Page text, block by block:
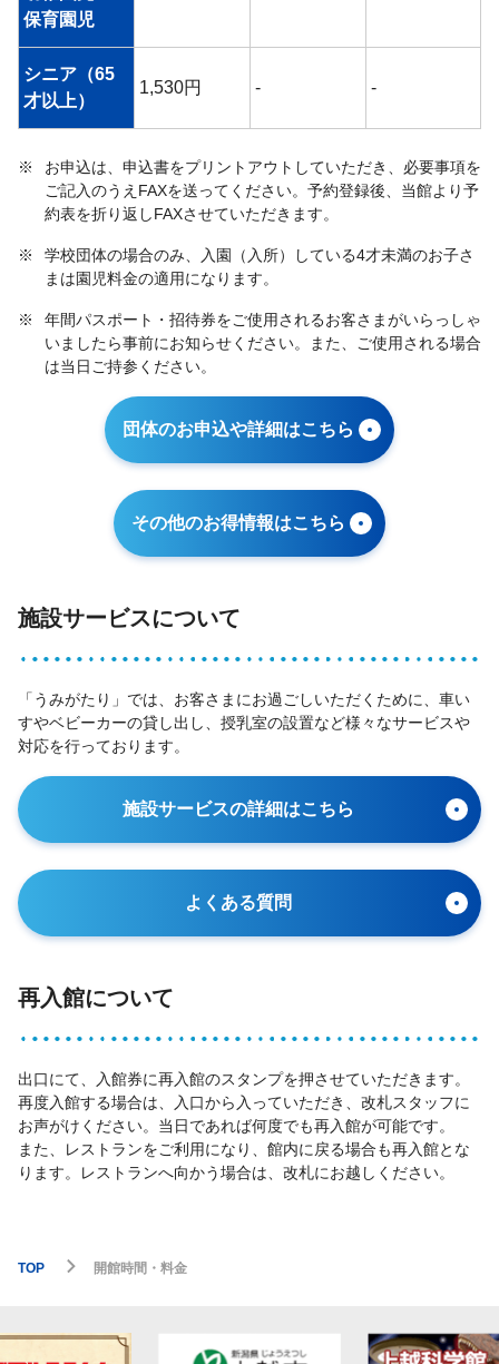
保育園児
シニア（65
才以上）
1,530円 - -
※
お申込は、申込書をプリントアウトしていただき、必要事項を
ご記入のうえFAXを送ってください。予約登録後、当館より予
約表を折り返しFAXさせていただきます。
※
学校団体の場合のみ、入園（入所）している4才未満のお子さ
まは園児料金の適用になります。
※
年間パスポート・招待券をご使用されるお客さまがいらっしゃ
いましたら事前にお知らせください。また、ご使用される場合
は当日ご持参ください。
団体のお申込や詳細はこちら
その他のお得情報はこちら
施設サービスについて
「うみがたり」では、お客さまにお過ごしいただくために、車い
すやベビーカーの貸し出し、授乳室の設置など様々なサービスや
対応を行っております。
施設サービスの詳細はこちら
よくある質問
再入館について
出口にて、入館券に再入館のスタンプを押させていただきます。
再度入館する場合は、入口から入っていただき、改札スタッフに
お声がけください。当日であれば何度でも再入館が可能です。
また、レストランをご利用になり、館内に戻る場合も再入館とな
ります。レストランへ向かう場合は、改札にお越しください。
TOP 開館時間・料金